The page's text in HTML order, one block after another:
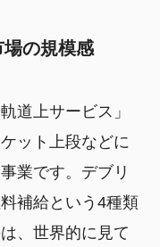
の規模感
道上サービス」
ット上段などに
業です。デブリ
補給という4種類
、世界的に見て